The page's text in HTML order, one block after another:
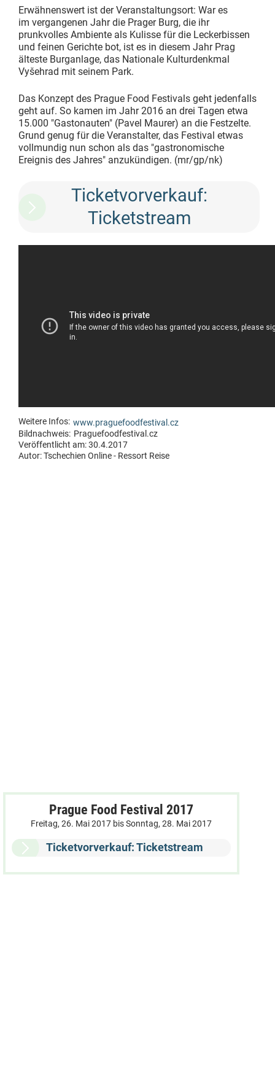
Erwähnenswert ist der Veranstaltungsort: War es
im vergangenen Jahr die Prager Burg, die ihr
prunkvolles Ambiente als Kulisse für die Leckerbissen
und feinen Gerichte bot, ist es in diesem Jahr Prag
älteste Burganlage, das Nationale Kulturdenkmal
Vyšehrad mit seinem Park.
Das Konzept des Prague Food Festivals geht jedenfalls
geht auf. So kamen im Jahr 2016 an drei Tagen etwa
15.000 "Gastonauten" (Pavel Maurer) an die Festzelte.
Grund genug für die Veranstalter, das Festival etwas
vollmundig nun schon als das "gastronomische
Ereignis des Jahres" anzukündigen. (mr/gp/nk)
Ticketvorverkauf:
Ticketstream
Weitere Infos: www.praguefoodfestival.cz
Bildnachweis: Praguefoodfestival.cz
Veröffentlicht am: 30.4.2017
Autor:Tschechien Online - Ressort Reise
Prague Food Festival 2017
Freitag, 26. Mai 2017 bisSonntag, 28. Mai 2017
Ticketvorverkauf: Ticketstream